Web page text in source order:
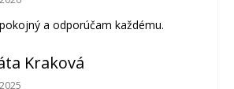
a odporúčam každému.
Kraková
obchodu je 5 z 5 hviezdičiek.